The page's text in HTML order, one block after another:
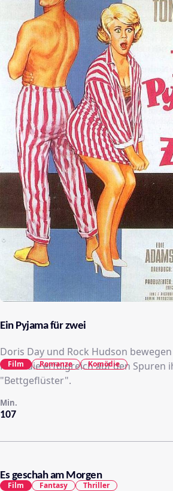
Ein Pyjama für zwei
Doris Day und Rock Hudson
Komödie erfolgreich auf den Spuren
"Bettgeflüster".
107
Min.
Film Romanze Komödie
Es geschah am Morgen
Film Fantasy Thriller